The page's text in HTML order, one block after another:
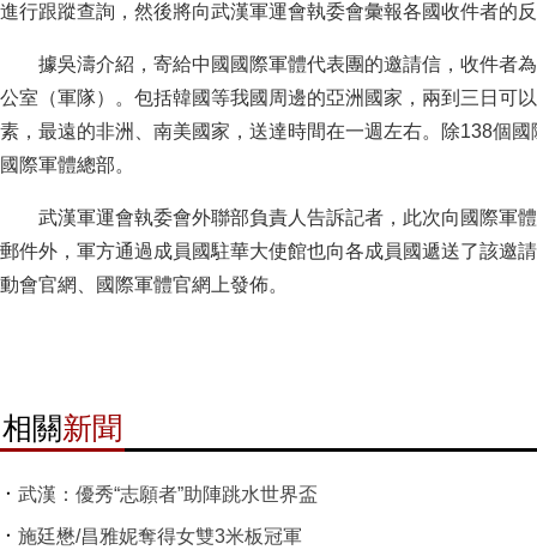
進行跟蹤查詢，然後將向武漢軍運會執委會彙報各國收件者的
據吳濤介紹，寄給中國國際軍體代表團的邀請信，收件者
公室（軍隊）。包括韓國等我國周邊的亞洲國家，兩到三日可
素，最遠的非洲、南美國家，送達時間在一週左右。除138個
國際軍體總部。
武漢軍運會執委會外聯部負責人告訴記者，此次向國際軍
郵件外，軍方通過成員國駐華大使館也向各成員國遞送了該邀
動會官網、國際軍體官網上發佈。
相關新聞
武漢：優秀“志願者”助陣跳水世界盃
施廷懋/昌雅妮奪得女雙3米板冠軍